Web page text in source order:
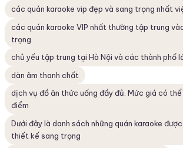
các quán karaoke vip đẹp và sang trọng nhất
các quán karaoke VIP nhất thường tập trung
trọng
chủ yếu tập trung tại Hà Nội và các thành phố
dàn âm thanh chất
dịch vụ đồ ăn thức uống đầy đủ. Mức giá có
điểm
Dưới đây là danh sách những quán karaoke
thiết kế sang trọng